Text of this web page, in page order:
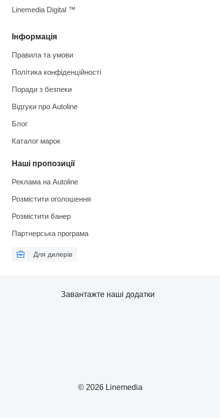
Інформація
Правила та умови
Політика конфіденційності
Поради з безпеки
Відгуки про Autoline
Блог
Каталог марок
Наші пропозиції
Реклама на Autoline
Розмістити оголошення
Розмістити банер
Партнерська програма
Для дилерів
Linemedia Digital ™
© 2026 Linemedia
Завантажте наші додатки